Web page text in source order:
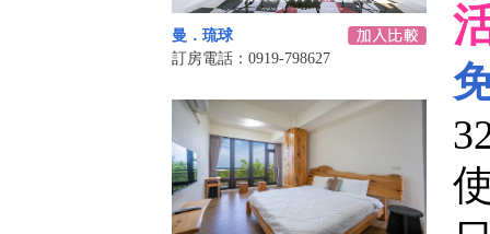
曼．琉球
訂房電話：0919-798627